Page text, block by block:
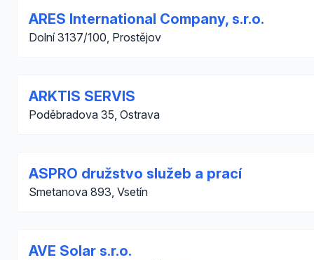
ARES International Company, s.r.o.
Dolní 3137/100, Prostějov
ARKTIS SERVIS
Poděbradova 35, Ostrava
ASPRO družstvo služeb a prací
Smetanova 893, Vsetín
AVE Solar s.r.o.